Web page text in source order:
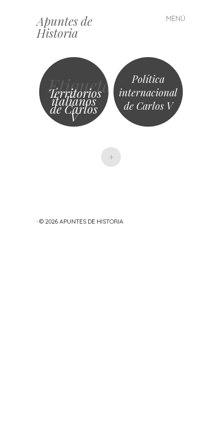
Apuntes de
Historia
MENÚ
Saltar
al
Etiqueta
Territorios
italianos
de Carlos
V
Política
internacional
de Carlos V
+
· © 2026 APUNTES DE HISTORIA